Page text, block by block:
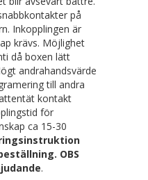
på
Inkopplingen är
krävs. Möjlighet
då boxen lätt
andrahandsvärde
till andra
kontakt
för
ca 15-30
OBS
.